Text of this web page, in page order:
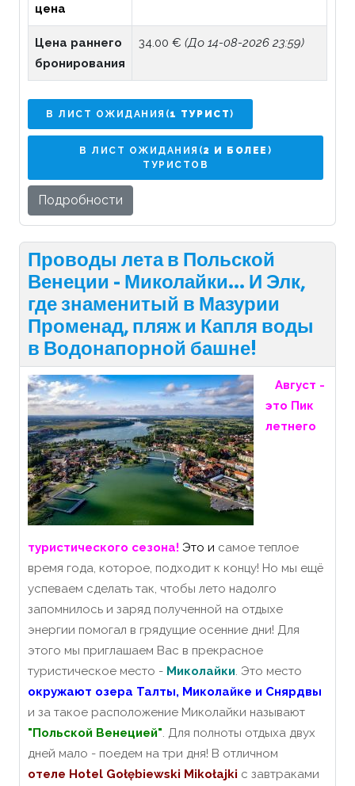
цена
Цена раннего
бронирования
34.00 € (До 14-08-2026 23:59)
В ЛИСТ ОЖИДАНИЯ(1 ТУРИСТ)
В ЛИСТ ОЖИДАНИЯ(2 И БОЛЕЕ )
ТУРИСТОВ
Подробности
Проводы лета в Польской
Венеции - Миколайки... И Элк,
где знаменитый в Мазурии
Променад, пляж и Капля воды
в Водонапорной башне!
Август -
это Пик
летнего
туристического сезона! Это и самое теплое
время года, которое, подходит к концу! Но мы ещё
успеваем сделать так, чтобы лето надолго
запомнилось и заряд полученной на отдыхе
энергии помогал в грядущие осенние дни! Для
этого мы приглашаем Вас в прекрасное
туристическое место - Миколайки. Это место
окружают озера Талты, Миколайке и Снярдвы
и за такое расположение Миколайки называют
"Польской Венецией". Для полноты отдыха двух
дней мало - поедем на три дня! В отличном
отеле Hotel Gołębiewski Mikołajki с завтраками